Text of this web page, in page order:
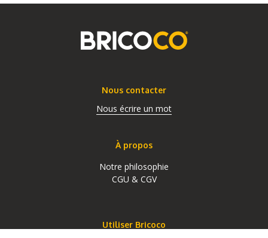
Nous contacter
Nous écrire un mot
À propos
Notre philosophie
CGU & CGV
Utiliser Bricoco